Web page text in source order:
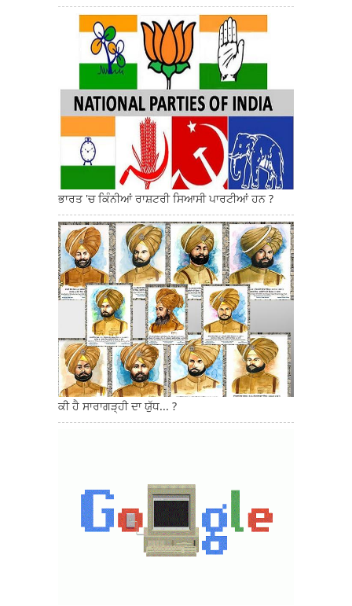
ਭਾਰਤ 'ਚ ਕਿੰਨੀਆਂ ਰਾਸ਼ਟਰੀ ਸਿਆਸੀ ਪਾਰਟੀਆਂ ਹਨ ?
ਕੀ ਹੈ ਸਾਰਾਗੜ੍ਹੀ ਦਾ ਯੁੱਧ... ?